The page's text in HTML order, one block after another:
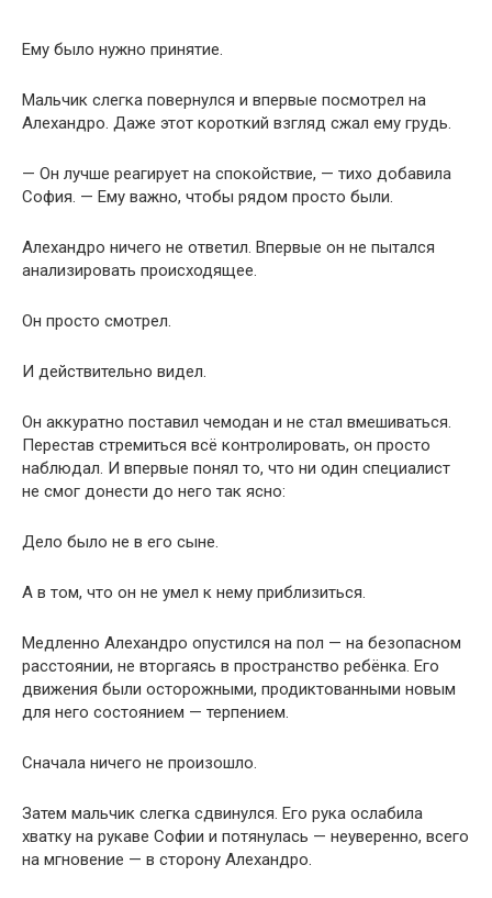
Ему было нужно принятие.
Мальчик слегка повернулся и впервые посмотрел на
Алехандро. Даже этот короткий взгляд сжал ему грудь.
— Он лучше реагирует на спокойствие, — тихо добавила
София. — Ему важно, чтобы рядом просто были.
Алехандро ничего не ответил. Впервые он не пытался
анализировать происходящее.
Он просто смотрел.
И действительно видел.
Он аккуратно поставил чемодан и не стал вмешиваться.
Перестав стремиться всё контролировать, он просто
наблюдал. И впервые понял то, что ни один специалист
не смог донести до него так ясно:
Дело было не в его сыне.
А в том, что он не умел к нему приблизиться.
Медленно Алехандро опустился на пол — на безопасном
расстоянии, не вторгаясь в пространство ребёнка. Его
движения были осторожными, продиктованными новым
для него состоянием — терпением.
Сначала ничего не произошло.
Затем мальчик слегка сдвинулся. Его рука ослабила
хватку на рукаве Софии и потянулась — неуверенно, всего
на мгновение — в сторону Алехандро.